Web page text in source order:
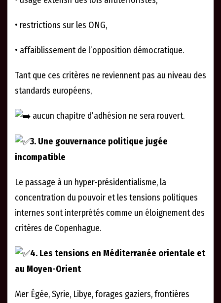
• restrictions sur les ONG,
• affaiblissement de l’opposition démocratique.
Tant que ces critères ne reviennent pas au niveau des
standards européens,
aucun chapitre d’adhésion ne sera rouvert.
3. Une gouvernance politique jugée
incompatible
Le passage à un hyper-présidentialisme, la
concentration du pouvoir et les tensions politiques
internes sont interprétés comme un éloignement des
critères de Copenhague.
4. Les tensions en Méditerranée orientale et
au Moyen-Orient
Mer Égée, Syrie, Libye, forages gaziers, frontières